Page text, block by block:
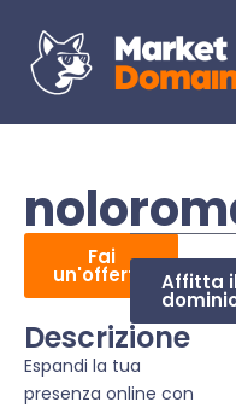
Fai
un'offerta Affitta
Descrizione
Espandi la tua
presenza online con